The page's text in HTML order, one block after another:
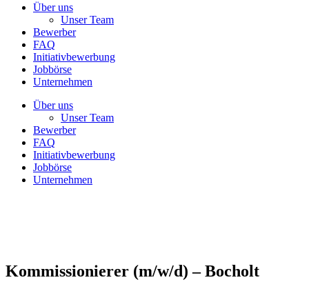
Über uns
Unser Team
Bewerber
FAQ
Initiativbewerbung
Jobbörse
Unternehmen
Über uns
Unser Team
Bewerber
FAQ
Initiativbewerbung
Jobbörse
Unternehmen
Kommissionierer (m/w/d) – Bocholt